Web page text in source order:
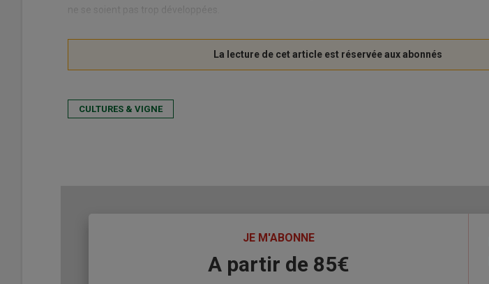
ne se soient pas trop développées.
CULTURES & VIGNE
JE M'ABONNE
A partir de 85€